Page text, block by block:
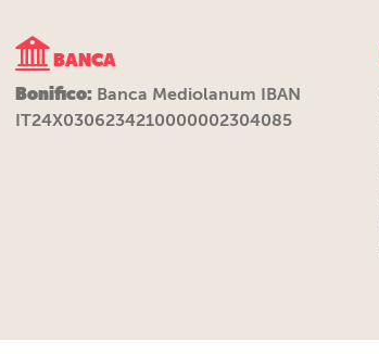
BANCA
Bonifico: Banca Mediolanum IBAN
IT24X0306234210000002304085